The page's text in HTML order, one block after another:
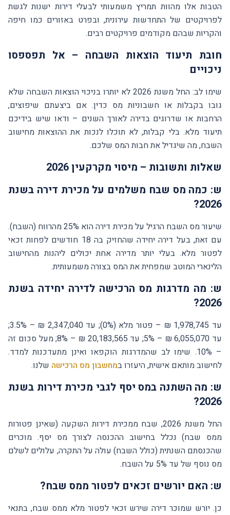
הטבות אלו מהוות תמריץ משמעותי לבעלי דירות ישנות לגשת
לפרויקטים של התחדשות עירונית, ובפרט באזורים כמו חיפה
והקריות שבהם מקודמים פרויקטים רבים.
חובת תיעוד הוצאות השבחה – אל תפספסו
ניכויים
שימו לב: החל משנת 2026 לא יותרו בניכוי הוצאות השבחה שלא
גובו בקבלות או חשבוניות מס כדין. אם ביצעתם שיפוצים,
הרחבות או שדרוגים בדירה לאורך השנים – ודאו שיש בידיכם
תיעוד מלא. בלי קבלות, לא תוכלו לנכות את ההוצאות מחישוב
השבח, מה שיגדיל את חבות המס שלכם.
שאלות ותשובות – מיסוי מקרקעין 2026
ש: כמה מס שבח משלמים על מכירת דירה בשנת
2026?
שיעור מס השבח הרגיל על מכירת דירה הוא 25% מהרווח (השבח).
עם זאת, בעל דירה יחידה שהחזיק בה 18 חודשים לפחות זכאי
לפטור מלא. בעלי יותר מדירה אחת יכולים ליהנות מהחישוב
הלינארי המוטב שמפחית את המס בצורה משמעותית.
ש: מה מדרגות מס הרכישה לדירה יחידה בשנת
2026?
עד 1,978,745 ₪ – פטור מלא (0%); עד 2,347,040 ₪ – 3.5%;
עד 6,055,070 ₪ – 5%; עד 20,183,565 ₪ – 8%; מעל סכום זה
– 10%. שימו לב שהמדרגות הוקפאו ואינן מתעדכנות למדד.
לחישוב מותאם אישית, היעזרו במחשבון מס הרכישה שלנו.
ש: מה השתנה במס יסף לגבי מכירת דירות בשנת
2026?
החל משנת 2026, שבח ממכירת דירות השקעה (שאינן פטורות
ממס שבח) נכלל בחישוב ההכנסה לצורך מס יסף. מוכרים
שהכנסתם השנתית (כולל השבח) עולה על התקרה, עלולים לשלם
מס נוסף של עד 5% על השבח.
ש: האם יורשים זכאים לפטור ממס שבח?
כן. יורש שמוכר דירה שירש זכאי לפטור מלא ממס שבח, בתנאי